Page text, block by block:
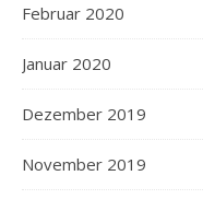
Februar 2020
Januar 2020
Dezember 2019
November 2019